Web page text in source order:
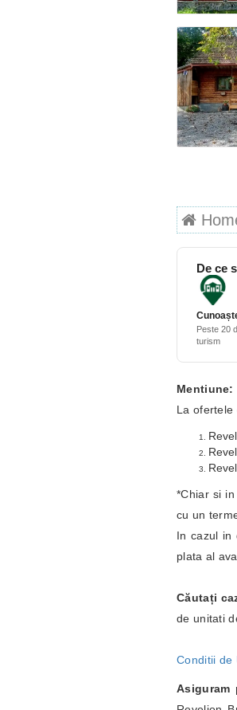
De ce
Peste 20
turism
Mentiune:
La ofertele
*Chiar si
cu un
In cazul in
plata al
Căutați
de unitati
Conditii de
Asiguram